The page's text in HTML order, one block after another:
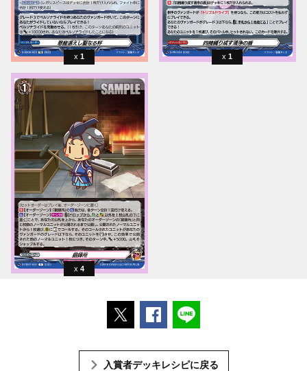
1 1
4
ポストするFacebookでシェアする
入賞者デッキレシピに戻る